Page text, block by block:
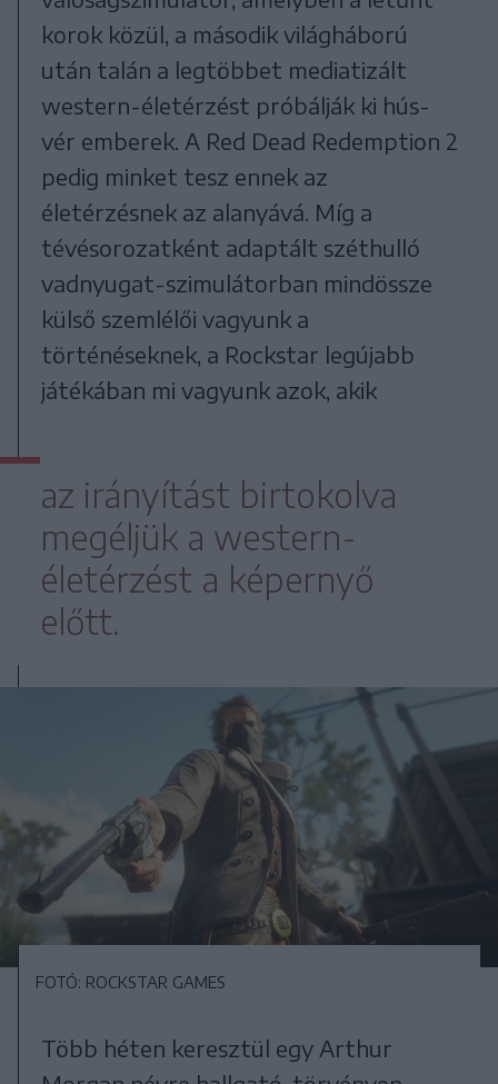
korok közül, a második világháború
után talán a legtöbbet mediatizált
western-életérzést próbálják ki hús-
vér emberek. A Red Dead Redemption 2
pedig minket tesz ennek az
életérzésnek az alanyává. Míg a
tévésorozatként adaptált széthulló
vadnyugat-szimulátorban mindössze
külső szemlélői vagyunk a
történéseknek, a Rockstar legújabb
játékában mi vagyunk azok, akik
az irányítást birtokolva
megéljük a western-
életérzést a képernyő
előtt.
FOTÓ: ROCKSTAR GAMES
Több héten keresztül egy Arthur